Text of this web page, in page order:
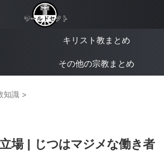
キリスト教まとめ
その他の宗教まとめ
知識 >
場 | じつはマジメな働き者